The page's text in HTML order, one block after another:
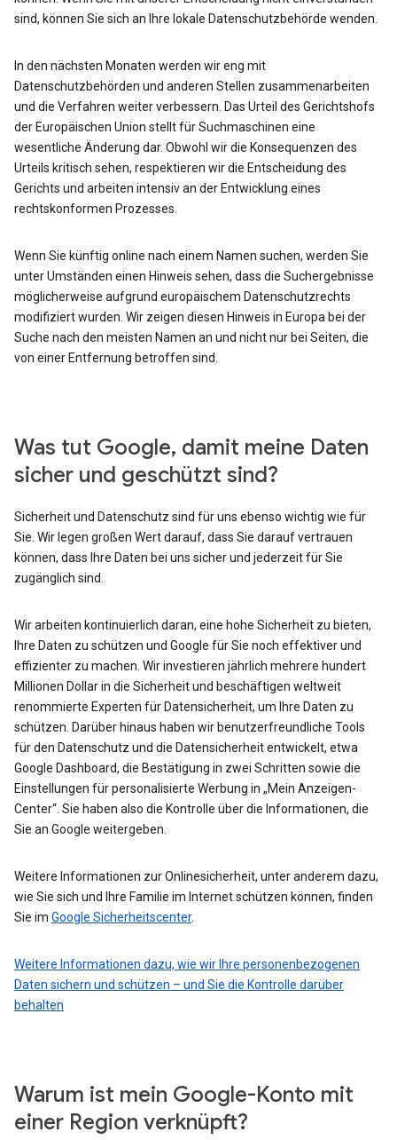
sind, können Sie sich an Ihre lokale Datenschutzbehörde wenden.
In den nächsten Monaten werden wir eng mit
Datenschutzbehörden und anderen Stellen zusammenarbeiten
und die Verfahren weiter verbessern. Das Urteil des Gerichtshofs
der Europäischen Union stellt für Suchmaschinen eine
wesentliche Änderung dar. Obwohl wir die Konsequenzen des
Urteils kritisch sehen, respektieren wir die Entscheidung des
Gerichts und arbeiten intensiv an der Entwicklung eines
rechtskonformen Prozesses.
Wenn Sie künftig online nach einem Namen suchen, werden Sie
unter Umständen einen Hinweis sehen, dass die Suchergebnisse
möglicherweise aufgrund europäischem Datenschutzrechts
modifiziert wurden. Wir zeigen diesen Hinweis in Europa bei der
Suche nach den meisten Namen an und nicht nur bei Seiten, die
von einer Entfernung betroffen sind.
Was tut Google, damit meine Daten
sicher und geschützt sind?
Sicherheit und Datenschutz sind für uns ebenso wichtig wie für
Sie. Wir legen großen Wert darauf, dass Sie darauf vertrauen
können, dass Ihre Daten bei uns sicher und jederzeit für Sie
zugänglich sind.
Wir arbeiten kontinuierlich daran, eine hohe Sicherheit zu bieten,
Ihre Daten zu schützen und Google für Sie noch effektiver und
effizienter zu machen. Wir investieren jährlich mehrere hundert
Millionen Dollar in die Sicherheit und beschäftigen weltweit
renommierte Experten für Datensicherheit, um Ihre Daten zu
schützen. Darüber hinaus haben wir benutzerfreundliche Tools
für den Datenschutz und die Datensicherheit entwickelt, etwa
Google Dashboard, die Bestätigung in zwei Schritten sowie die
Einstellungen für personalisierte Werbung in „Mein Anzeigen-
Center“. Sie haben also die Kontrolle über die Informationen, die
Sie an Google weitergeben.
Weitere Informationen zur Onlinesicherheit, unter anderem dazu,
wie Sie sich und Ihre Familie im Internet schützen können, finden
Sie im Google Sicherheitscenter.
Weitere Informationen dazu, wie wir Ihre personenbezogenen
Daten sichern und schützen – und Sie die Kontrolle darüber
behalten
Warum ist mein Google-Konto mit
einer Region verknüpft?